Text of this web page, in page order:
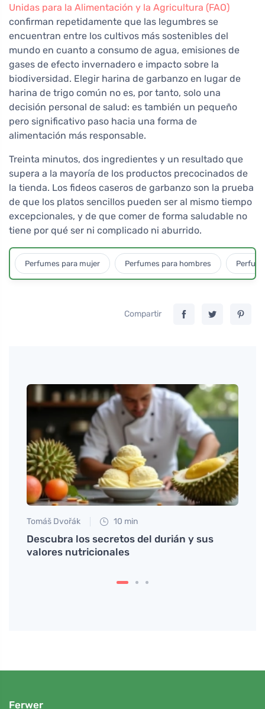
Unidas para la Alimentación y la Agricultura (FAO)
confirman repetidamente que las legumbres se
encuentran entre los cultivos más sostenibles del
mundo en cuanto a consumo de agua, emisiones de
gases de efecto invernadero e impacto sobre la
biodiversidad. Elegir harina de garbanzo en lugar de
harina de trigo común no es, por tanto, solo una
decisión personal de salud: es también un pequeño
pero significativo paso hacia una forma de
alimentación más responsable.
Treinta minutos, dos ingredientes y un resultado que
supera a la mayoría de los productos precocinados de
la tienda. Los fideos caseros de garbanzo son la prueba
de que los platos sencillos pueden ser al mismo tiempo
excepcionales, y de que comer de forma saludable no
tiene por qué ser ni complicado ni aburrido.
Perfumes para mujer Perfumes para hombres
Compartir
Tomáš Dvořák 10 min
Descubra los secretos del durián y sus
valores nutricionales
Ferwer